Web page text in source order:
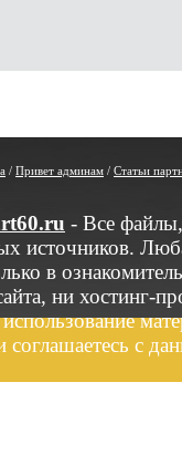
/ Привет админам / Статьи
- Все
источников.
в
ни хостинг-
соглашаетесь с